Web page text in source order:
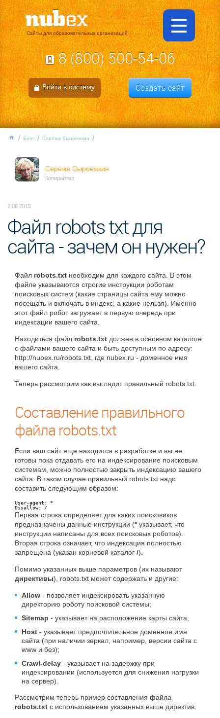
Сайты для образовательных организаций
8 (800) 500-54-06
Войти в систему Создать сайт
Блог Серёжа Сыроежкин
Серёжа Сыроежкин
Копирайтер
2.06.2015
Файл robots txt для
сайта - зачем он нужен?
Файл robots.txt необходим для каждого сайта. В этом
файле указываются строгие инструкции роботам
поисковых систем (какие страницы сайта ему можно
посещать и включать в индекс, а какие нельзя). Именно
этот файл робот загружает в первую очередь при
индексации вашего сайта.
Находиться файл robots.txt должен в основном каталоге
с файлами вашего сайта и быть доступным по адресу:
http://nubex.ru/robots.txt, где nubex.ru - доменное имя
вашего сайта.
Теперь рассмотрим как выглядит правильный robots.txt.
Составление правильного
файла robots.txt
Если ваш сайт еще находится в разработке и вы не
готовы пока отдавать его на индексирование поисковым
системам, можно полностью закрыть индексацию вашего
сайта. В таком случае правильный robots.txt надо
составить следующим образом:
User-agent: *
Disallow: /
Первая строка определяет для каких поисковиков
предназначены данные инструкции (*указывает, что
инструкции написаны для всех поисковых роботов).
Вторая строка означает, что индексация полностью
запрещена (указан корневой каталог /).
Помимо указанных выше параметров (их называют
директивы), robots.txt может содержать и другие:
Allow - позволяет индексировать указанную
директорию роботу поисковой системы;
Sitemap - указывает на расположение карты сайта;
Host - указывает предпочтительное доменное имя
сайта (при наличии зеркал, например, версии сайта с
www и без);
Crawl-delay - указывает на задержку при
индексировании (используется для снижения нагрузки
на сервер).
Рассмотрим теперь пример составления файла
robots.txt с использованием указанных выше директив: